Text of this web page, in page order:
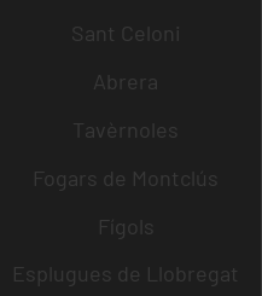
Sant Celoni
Abrera
Tavèrnoles
Fogars de Montclús
Fígols
Esplugues de Llobregat